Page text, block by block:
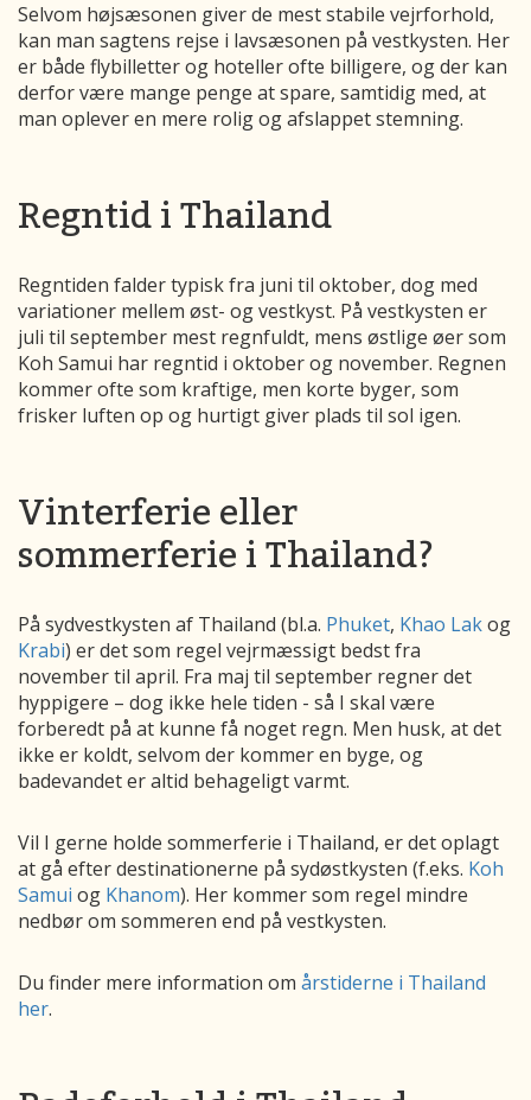
Selvom højsæsonen giver de mest stabile vejrforhold,
kan man sagtens rejse i lavsæsonen på vestkysten. Her
er både flybilletter og hoteller ofte billigere, og der kan
derfor være mange penge at spare, samtidig med, at
man oplever en mere rolig og afslappet stemning.
Regntid i Thailand
Regntiden falder typisk fra juni til oktober, dog med
variationer mellem øst- og vestkyst. På vestkysten er
juli til september mest regnfuldt, mens østlige øer som
Koh Samui har regntid i oktober og november. Regnen
kommer ofte som kraftige, men korte byger, som
frisker luften op og hurtigt giver plads til sol igen.
Vinterferie eller
sommerferie i Thailand?
På sydvestkysten af Thailand (bl.a. Phuket, Khao Lakog
Krabi) er det som regel vejrmæssigt bedst fra
november til april. Fra maj til september regner det
hyppigere – dog ikke hele tiden - så I skal være
forberedt på at kunne få noget regn. Men husk, at det
ikke er koldt, selvom der kommer en byge, og
badevandet er altid behageligt varmt.
Vil I gerne holde sommerferie i Thailand, er det oplagt
at gå efter destinationerne på sydøstkysten (f.eks. Koh
Samui og Khanom). Her kommer som regel mindre
nedbør om sommeren end på vestkysten.
Du finder mere information om årstiderne i Thailand
her.